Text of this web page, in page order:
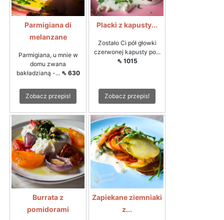
Parmigiana di
melanzane
Parmigiana, u mnie w
domu zwana
bakładzianą -... ⇖ 630
Zobacz przepis!
Placki z kapusty...
Zostało Ci pół głowki
czerwonej kapusty po...
⇖ 1015
Zobacz przepis!
Burrata z
pomidorami
Zapiekane ziemniaki
z...